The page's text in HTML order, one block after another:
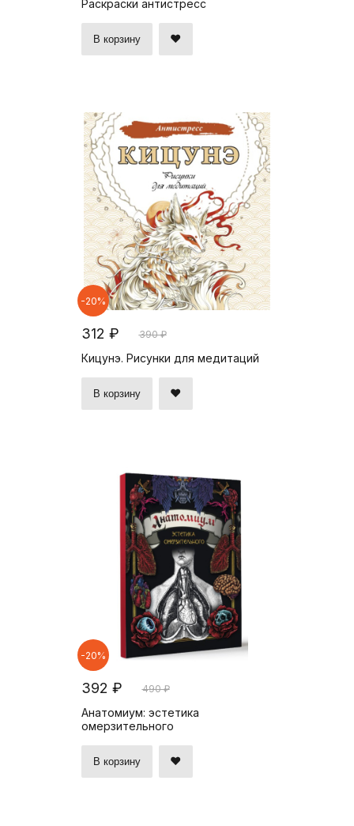
Раскраски антистресс
В корзину
-20%
312 ₽ 390 ₽
Кицунэ. Рисунки для медитаций
В корзину
-20%
392 ₽ 490 ₽
Анатомиум: эстетика
омерзительного
В корзину